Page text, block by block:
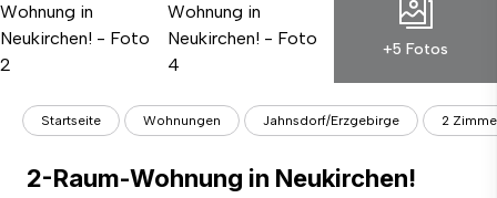
+5 Fotos
Startseite Wohnungen Jahnsdorf/Erzgebirge 2
2-Raum-Wohnung in Neukirchen!